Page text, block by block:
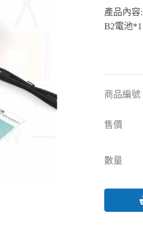
產品內容:
B2電池*1
商品編號
售價
數量